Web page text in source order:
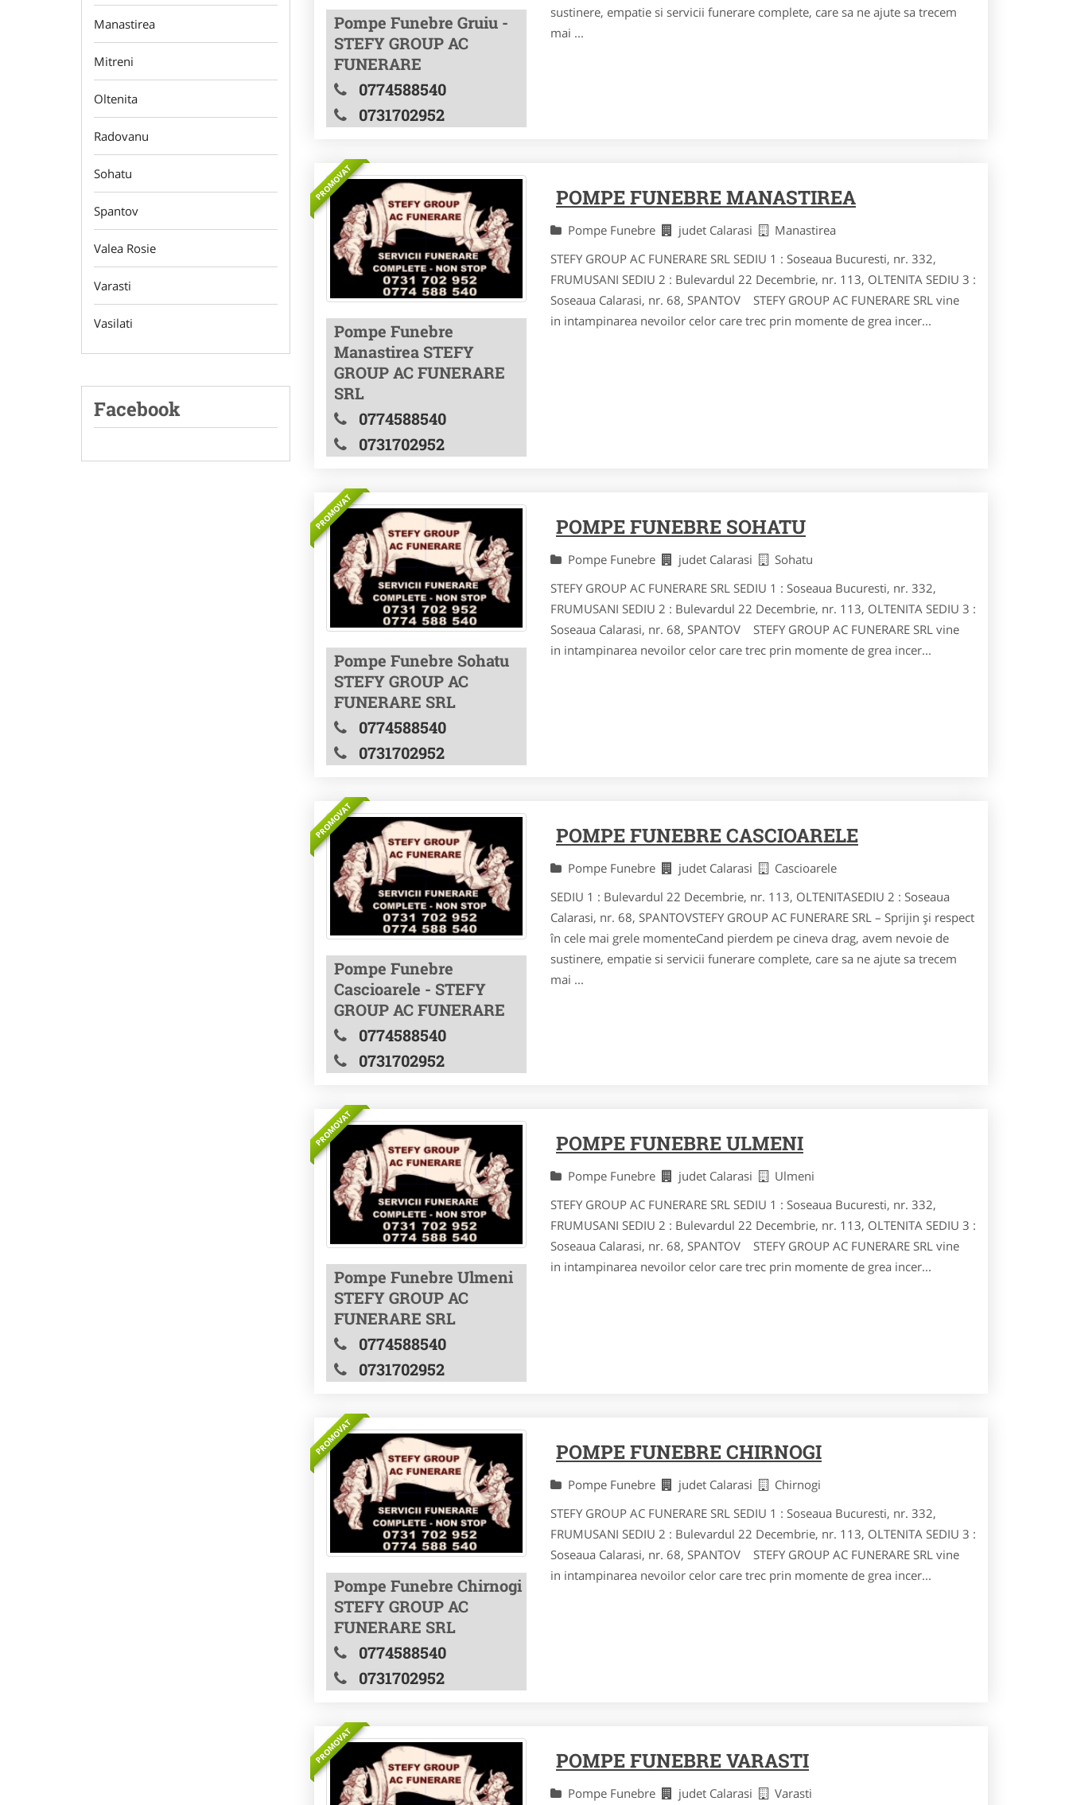
Manastirea
Mitreni
Oltenita
Radovanu
Sohatu
Spantov
Valea Rosie
Varasti
Vasilati
Facebook
Pompe Funebre Gruiu -
STEFY GROUP AC
FUNERARE
0774588540
0731702952
sustinere, empatie si servicii funerare complete, care sa ne ajute sa trecem
mai ...
PROMOVAT
Pompe Funebre
Manastirea STEFY
GROUP AC FUNERARE
SRL
0774588540
0731702952
POMPE FUNEBRE MANASTIREA
Pompe Funebre judet Calarasi
Manastirea
STEFY GROUP AC FUNERARE SRL SEDIU 1 : Soseaua Bucuresti, nr. 332,
FRUMUSANI SEDIU 2 : Bulevardul 22 Decembrie, nr. 113, OLTENITA SEDIU 3 :
Soseaua Calarasi, nr. 68, SPANTOV STEFY GROUP AC FUNERARE SRL vine
in intampinarea nevoilor celor care trec prin momente de grea incer...
PROMOVAT
Pompe Funebre Sohatu
STEFY GROUP AC
FUNERARE SRL
0774588540
0731702952
POMPE FUNEBRE SOHATU
Pompe Funebre judet Calarasi
Sohatu
STEFY GROUP AC FUNERARE SRL SEDIU 1 : Soseaua Bucuresti, nr. 332,
FRUMUSANI SEDIU 2 : Bulevardul 22 Decembrie, nr. 113, OLTENITA SEDIU 3 :
Soseaua Calarasi, nr. 68, SPANTOV STEFY GROUP AC FUNERARE SRL vine
in intampinarea nevoilor celor care trec prin momente de grea incer...
PROMOVAT
Pompe Funebre
Cascioarele - STEFY
GROUP AC FUNERARE
0774588540
0731702952
POMPE FUNEBRE CASCIOARELE
Pompe Funebre judet Calarasi
Cascioarele
SEDIU 1 : Bulevardul 22 Decembrie, nr. 113, OLTENITASEDIU 2 : Soseaua
Calarasi, nr. 68, SPANTOVSTEFY GROUP AC FUNERARE SRL – Sprijin și respect
în cele mai grele momenteCand pierdem pe cineva drag, avem nevoie de
sustinere, empatie si servicii funerare complete, care sa ne ajute sa trecem
mai ...
PROMOVAT
Pompe Funebre Ulmeni
STEFY GROUP AC
FUNERARE SRL
0774588540
0731702952
POMPE FUNEBRE ULMENI
Pompe Funebre judet Calarasi
Ulmeni
STEFY GROUP AC FUNERARE SRL SEDIU 1 : Soseaua Bucuresti, nr. 332,
FRUMUSANI SEDIU 2 : Bulevardul 22 Decembrie, nr. 113, OLTENITA SEDIU 3 :
Soseaua Calarasi, nr. 68, SPANTOV STEFY GROUP AC FUNERARE SRL vine
in intampinarea nevoilor celor care trec prin momente de grea incer...
PROMOVAT
Pompe Funebre Chirnogi
STEFY GROUP AC
FUNERARE SRL
0774588540
0731702952
POMPE FUNEBRE CHIRNOGI
Pompe Funebre judet Calarasi
Chirnogi
STEFY GROUP AC FUNERARE SRL SEDIU 1 : Soseaua Bucuresti, nr. 332,
FRUMUSANI SEDIU 2 : Bulevardul 22 Decembrie, nr. 113, OLTENITA SEDIU 3 :
Soseaua Calarasi, nr. 68, SPANTOV STEFY GROUP AC FUNERARE SRL vine
in intampinarea nevoilor celor care trec prin momente de grea incer...
PROMOVAT POMPE FUNEBRE VARASTI
Pompe Funebre judet Calarasi Varasti